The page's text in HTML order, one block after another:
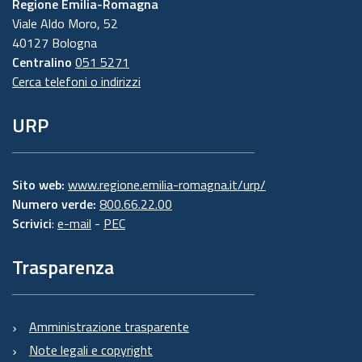
Regione Emilia-Romagna
Viale Aldo Moro, 52
40127 Bologna
Centralino 051 5271
Cerca telefoni o indirizzi
URP
Sito web: www.regione.emilia-romagna.it/urp/
Numero verde: 800.66.22.00
Scrivici: e-mail - PEC
Trasparenza
Amministrazione trasparente
Note legali e copyright